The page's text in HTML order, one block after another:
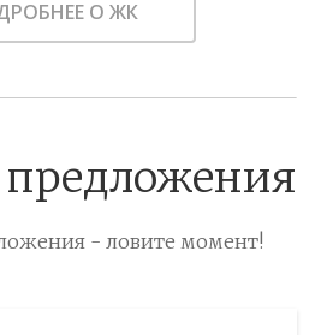
О ЖК
- ловите момент!